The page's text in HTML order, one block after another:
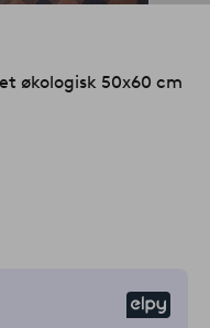
økologisk 50x60 cm